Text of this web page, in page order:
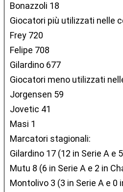
Bonazzoli 18
Giocatori più utilizzati nelle
Frey 720
Felipe 708
Gilardino 677
Giocatori meno utilizzati
Jorgensen 59
Jovetic 41
Masi 1
Marcatori stagionali:
Gilardino 17 (12 in Serie A e
Mutu 8 (6 in Serie A e 2 in
Montolivo 3 (3 in Serie A e 0